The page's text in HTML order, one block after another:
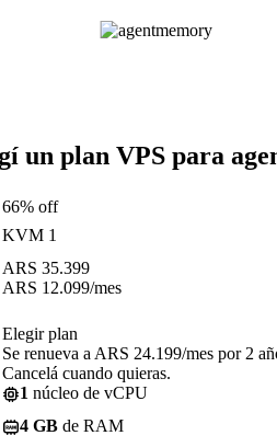
un plan VPS para
66% off
KVM 1
ARS 35.399
ARS 12.099/mes
Elegir plan
Se renueva a ARS 24.199/mes por 2
Cancelá cuando quieras.
1 núcleo de vCPU
4 GB de RAM